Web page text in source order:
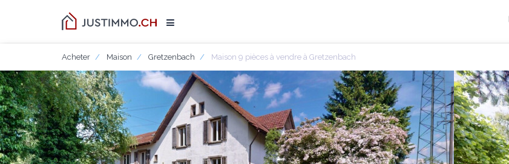
Acheter Maison Gretzenbach Maison 9 pièces à vendre à Gretzenbach